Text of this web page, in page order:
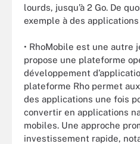
lourds, jusqu’à 2 Go. De
exemple à des
• RhoMobile est une autre
propose une plateforme
développement
plateforme Rho permet
des applications une fois
convertir en applications
mobiles. Une approche
investissement rapide,